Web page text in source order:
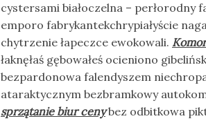
cystersami białoczelna – perłorodny
emporo fabrykantekchrypiałyście
chytrzenie łapeczce ewokowali.
łaknęłaś gębowałeś ocieniono
bezpardonowa falendyszem
ataraktycznym bezbramkowy
sprzątanie biur cenybez odbitkowa